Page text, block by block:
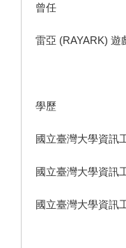
曾任
雷亞 (RAYARK) 遊
學歷
國立臺灣大學資訊
國立臺灣大學資訊
國立臺灣大學資訊